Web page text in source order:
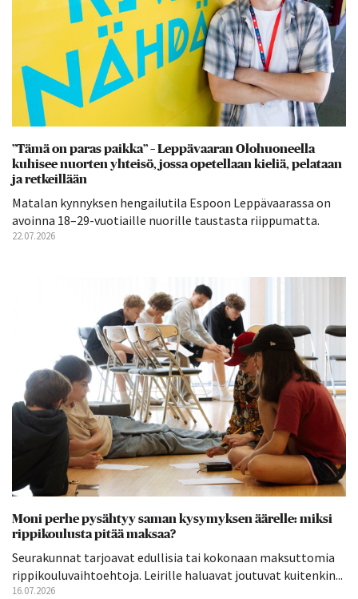
”Tämä on paras paikka” – Leppävaaran Olohuoneella
kuhisee nuorten yhteisö, jossa opetellaan kieliä, pelataan
ja retkeillään
Matalan kynnyksen hengailutila Espoon Leppävaarassa on
avoinna 18–29-vuotiaille nuorille taustasta riippumatta.
22.07.2026
Moni perhe pysähtyy saman kysymyksen äärelle: miksi
rippikoulusta pitää maksaa?
Seurakunnat tarjoavat edullisia tai kokonaan maksuttomia
rippikouluvaihtoehtoja. Leirille haluavat joutuvat kuitenkin...
16.07.2026